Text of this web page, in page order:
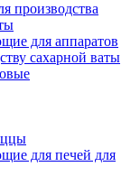
производства
для аппаратов
сахарной ваты
для печей для